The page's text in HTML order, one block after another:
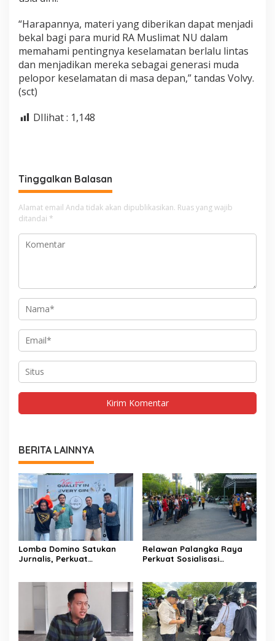
“Harapannya, materi yang diberikan dapat menjadi
bekal bagi para murid RA Muslimat NU dalam
memahami pentingnya keselamatan berlalu lintas
dan menjadikan mereka sebagai generasi muda
pelopor keselamatan di masa depan,” tandas Volvy.
(sct)
DIlihat : 1,148
Tinggalkan Balasan
Alamat email Anda tidak akan dipublikasikan. Ruas yang wajib
ditandai *
BERITA LAINNYA
Lomba Domino Satukan
Jurnalis, Perkuat
Relawan Palangka Raya
Perkuat Sosialisasi